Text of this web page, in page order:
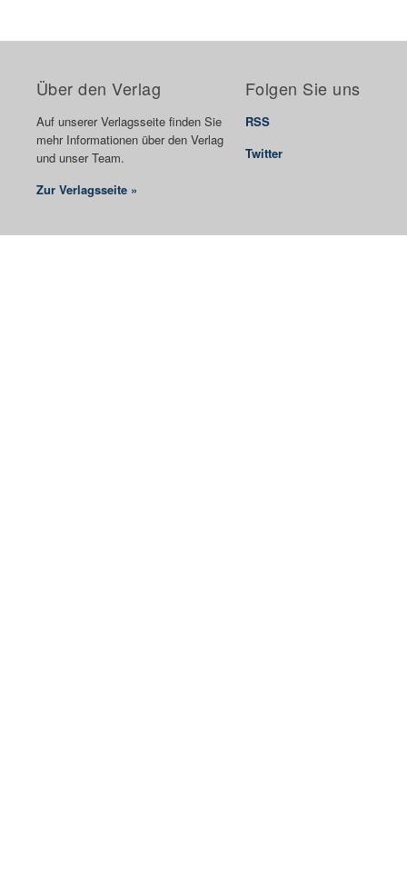
Über den Verlag
Auf unserer Verlagsseite finden Sie
mehr Informationen über den Verlag
und unser Team.
Zur Verlagsseite »
Folgen Sie uns
RSS
Twitter